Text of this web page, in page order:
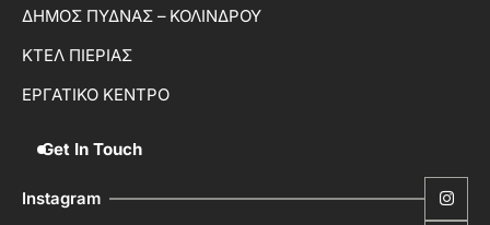
ΔΗΜΟΣ ΠΥΔΝΑΣ – ΚΟΛΙΝΔΡΟΥ
ΚΤΕΛ ΠΙΕΡΙΑΣ
ΕΡΓΑΤΙΚΟ ΚΕΝΤΡΟ
Get In Touch
Instagram